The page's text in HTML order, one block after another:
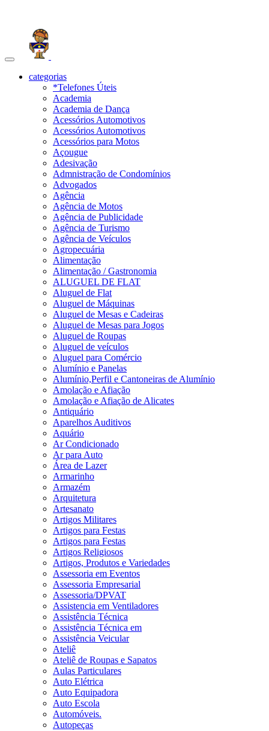
Toggle
navigationcategorias
*Telefones Úteis
Academia
Academia de Dança
Acessórios Automotivos
Acessórios Automotivos
Acessórios para Motos
Açougue
Adesivação
Admnistração de Condomínios
Advogados
Agência
Agência de Motos
Agência de Publicidade
Agência de Turismo
Agência de Veículos
Agropecuária
Alimentação
Alimentação / Gastronomia
ALUGUEL DE FLAT
Aluguel de Flat
Aluguel de Máquinas
Aluguel de Mesas e Cadeiras
Aluguel de Mesas para Jogos
Aluguel de Roupas
Aluguel de veículos
Aluguel para Comércio
Alumínio e Panelas
Alumínio,Perfil e Cantoneiras de Alumínio
Amolação e Afiação
Amolação e Afiação de Alicates
Antiquário
Aparelhos Auditivos
Aquário
Ar Condicionado
Ar para Auto
Área de Lazer
Armarinho
Armazém
Arquitetura
Artesanato
Artigos Militares
Artigos para Festas
Artigos para Festas
Artigos Religiosos
Artigos, Produtos e Variedades
Assessoria em Eventos
Assessoria Empresarial
Assessoria/DPVAT
Assistencia em Ventiladores
Assistência Técnica
Assistência Técnica em
Assistência Veicular
Ateliê
Ateliê de Roupas e Sapatos
Aulas Particulares
Auto Elétrica
Auto Equipadora
Auto Escola
Automóveis.
Autopeças